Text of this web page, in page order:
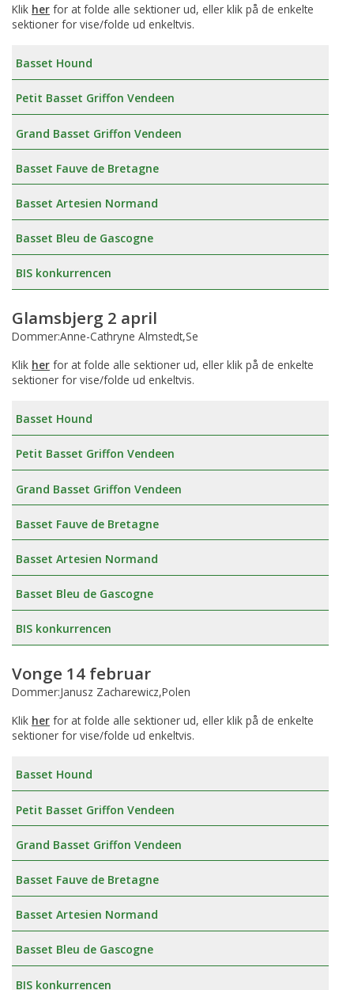
Klik her for at folde alle sektioner ud, eller klik på de enkelte
sektioner for vise/folde ud enkeltvis.
Basset Hound
Petit Basset Griffon Vendeen
Grand Basset Griffon Vendeen
Basset Fauve de Bretagne
Basset Artesien Normand
Basset Bleu de Gascogne
BIS konkurrencen
Glamsbjerg 2 april
Dommer:Anne-Cathryne Almstedt,Se
Klik her for at folde alle sektioner ud, eller klik på de enkelte
sektioner for vise/folde ud enkeltvis.
Basset Hound
Petit Basset Griffon Vendeen
Grand Basset Griffon Vendeen
Basset Fauve de Bretagne
Basset Artesien Normand
Basset Bleu de Gascogne
BIS konkurrencen
Vonge 14 februar
Dommer:Janusz Zacharewicz,Polen
Klik her for at folde alle sektioner ud, eller klik på de enkelte
sektioner for vise/folde ud enkeltvis.
Basset Hound
Petit Basset Griffon Vendeen
Grand Basset Griffon Vendeen
Basset Fauve de Bretagne
Basset Artesien Normand
Basset Bleu de Gascogne
BIS konkurrencen